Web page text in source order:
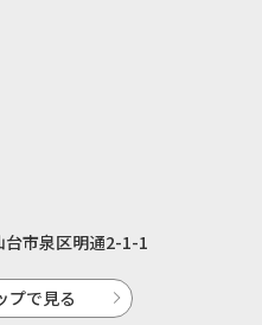
台市泉区明通2-1-1
プで見る